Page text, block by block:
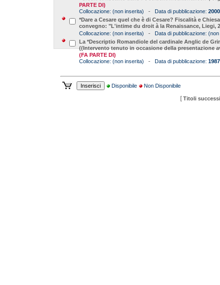
PARTE DI)
Collocazione: (non inserita) - Data di pubblicazione: 2000
*Dare a Cesare quel che è di Cesare? Fiscalità e
convegno: "L'intime du droit à la Renaissance, Liegi,
Collocazione: (non inserita) - Data di pubblicazione: (non
La *Descriptio Romandiole del cardinale Anglic de
((Intervento tenuto in occasione della presentazione
(FA PARTE DI)
Collocazione: (non inserita) - Data di pubblicazione: 1987
Disponibile Non Disponibile
[Titoli